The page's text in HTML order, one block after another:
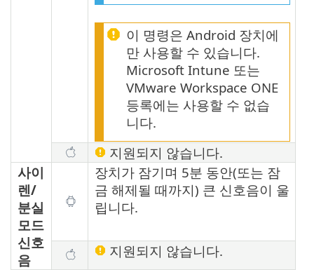
이 명령은 Android 장치에
만 사용할 수 있습니다.
Microsoft Intune 또는
VMware Workspace ONE
등록에는 사용할 수 없습
니다.
지원되지 않습니다.
사이
렌/
분실
모드
신호
음
장치가 잠기며 5분 동안(또는 잠
금 해제될 때까지) 큰 신호음이 울
립니다.
지원되지 않습니다.